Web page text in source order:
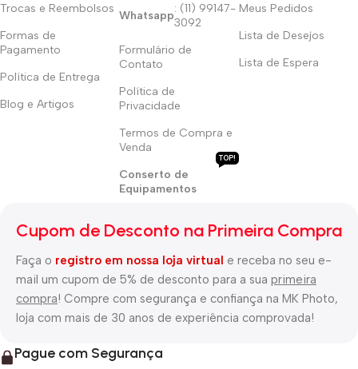
Trocas e Reembolsos
Formas de
Pagamento
Política de Entrega
Blog e Artigos
Whatsapp
: (11) 99147-
3092
Formulário de
Contato
Política de
Privacidade
Termos de Compra e
Venda
Conserto de
Equipamentos
TOP!
Meus Pedidos
Lista de Desejos
Lista de Espera
Cupom de Desconto na Primeira Compra
Faça o registro em nossa loja virtual e receba no seu e-
mail um cupom de 5% de desconto para a sua primeira
compra! Compre com segurança e confiança na MK Photo,
loja com mais de 30 anos de experiência comprovada!
Pague com Segurança